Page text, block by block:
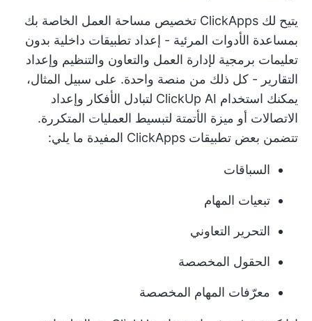
يتيح لك ClickApps تخصيص مساحة العمل الخاصة بك
بمساعدة الأدوات المرئية - إعداد تطبيقات داخلية بدون
تعليمات برمجية لإدارة العمل والتعاون والتنظيم وإعداد
التقارير - كل ذلك من منصة واحدة. على سبيل المثال،
يمكنك استخدام ClickUp AI لتبادل الأفكار وإعداد
الاتصالات أو ميزة الأتمتة لتبسيط العمليات المتكررة.
تتضمن بعض تطبيقات ClickApps المفيدة ما يلي:
السباقات
تبعيات المهام
التحرير التعاوني
الحقول المخصصة
معرّفات المهام المخصصة